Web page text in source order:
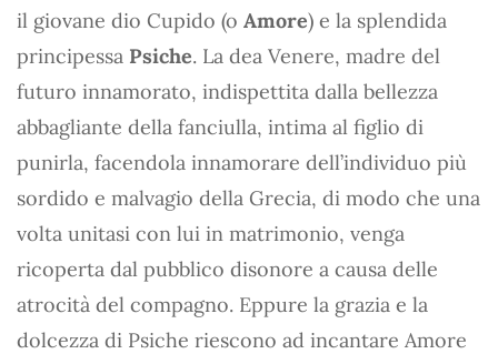
il giovane dio Cupido (o Amore) e la splendida
principessa Psiche. La dea Venere, madre del
futuro innamorato, indispettita dalla bellezza
abbagliante della fanciulla, intima al figlio di
punirla, facendola innamorare dell’individuo più
sordido e malvagio della Grecia, di modo che una
volta unitasi con lui in matrimonio, venga
ricoperta dal pubblico disonore a causa delle
atrocità del compagno. Eppure la grazia e la
dolcezza di Psiche riescono ad incantare Amore